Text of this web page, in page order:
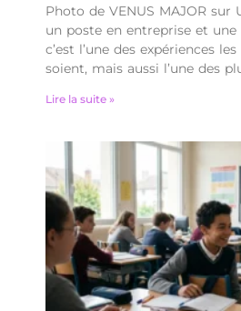
Photo de VENUS MAJOR
un poste en entreprise et
c’est l’une des expériences
soient, mais aussi l’une des
Lire la suite »